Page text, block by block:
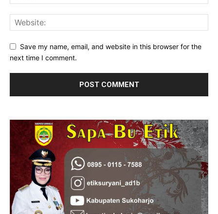
Save my name, email, and website in this browser for the
next time I comment.